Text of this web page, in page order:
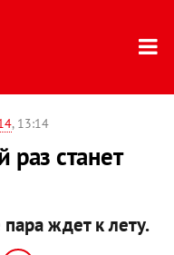
, 13:14
раз станет
ждет к лету.